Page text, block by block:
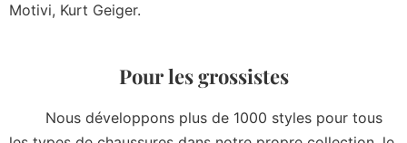
Motivi, Kurt Geiger.
Pour les grossistes
Nous développons plus de 1000 styles pour tous